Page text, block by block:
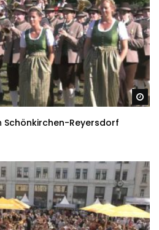
Schönkirchen-Reyersdorf